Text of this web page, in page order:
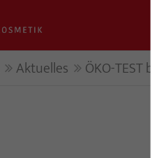
Aktuelles ÖKO-